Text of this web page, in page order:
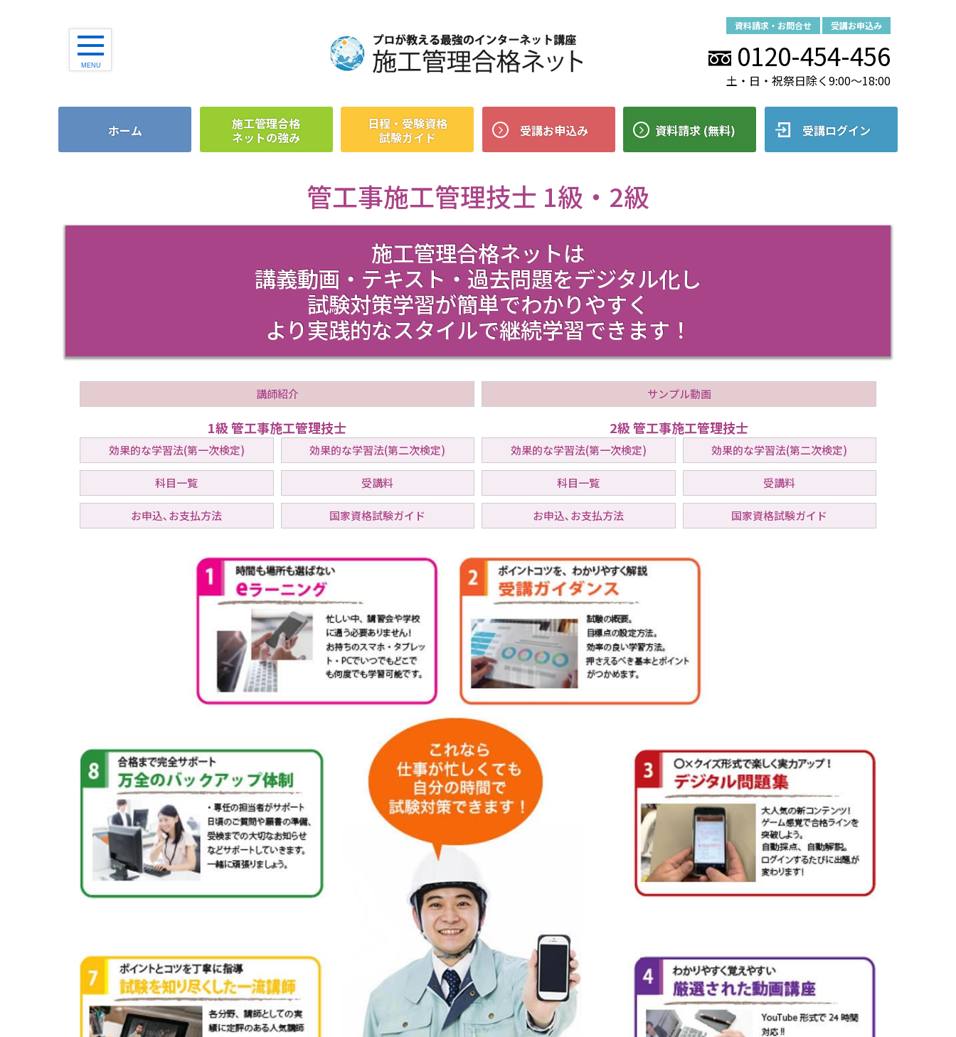
MENU
建築施工管理技士
土木施工管理技士
土木2級
管工事1級
管工事2級
資料請求･お問い合わせ
受講のお申込み
0120-454-456
資料請求・お問合せ 受講お申込み
0120-454-456
土・日・祝祭日除く9:00～18:00
ホーム
施工管理合格
ネットの強み
日程・受験資格
試験ガイド
受講お申込み 資料請求 (無料) 受講ログイン
管工事施工管理技士 1級・2級
施工管理合格ネットは
講義動画・テキスト・過去問題をデジタル化し
試験対策学習が簡単でわかりやすく
より実践的なスタイルで継続学習できます！
講師紹介 サンプル動画
1級 管工事施工管理技士
効果的な学習法(第一次検定) 効果的な学習法(第二次検定)
科目一覧 受講料
お申込､お支払方法 国家資格試験ガイド
2級 管工事施工管理技士
効果的な学習法(第一次検定) 効果的な学習法(第二次検定)
科目一覧 受講料
お申込､お支払方法 国家資格試験ガイド